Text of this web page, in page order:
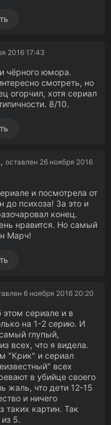
2016 17:43
чёрного юмора.
смотреть, но
огорчил, хотя сериал
8/10.
, оставлен 26 ноября 2016
и посмотрела от
до психоза! За это и
конец.
нравится. Но самый
Марч!
6 ноября 2016 20:20
сериале и в
на 1-2 серию. И
глупый,
всех, что я видела.
"Крик" и сериал
всех
в убийце своего
жаль, что дети 12-15
и ничего
таких картин. Так
5.